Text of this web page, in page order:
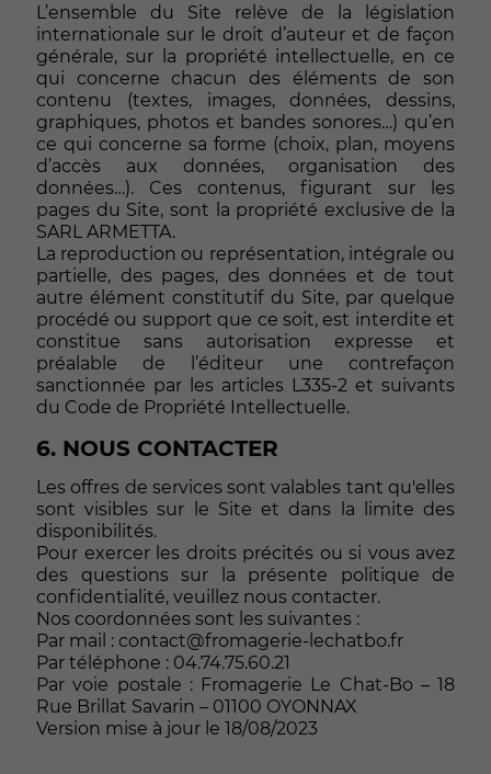
L’ensemble du Site relève de la législation
internationale sur le droit d’auteur et de façon
générale, sur la propriété intellectuelle, en ce
qui concerne chacun des éléments de son
contenu (textes, images, données, dessins,
graphiques, photos et bandes sonores…) qu’en
ce qui concerne sa forme (choix, plan, moyens
d’accès aux données, organisation des
données…). Ces contenus, figurant sur les
pages du Site, sont la propriété exclusive de la
SARL ARMETTA.
La reproduction ou représentation, intégrale ou
partielle, des pages, des données et de tout
autre élément constitutif du Site, par quelque
procédé ou support que ce soit, est interdite et
constitue sans autorisation expresse et
préalable de l’éditeur une contrefaçon
sanctionnée par les articles L335-2 et suivants
du Code de Propriété Intellectuelle.
6. NOUS CONTACTER
Les offres de services sont valables tant qu'elles
sont visibles sur le Site et dans la limite des
disponibilités.
Pour exercer les droits précités ou si vous avez
des questions sur la présente politique de
confidentialité, veuillez nous contacter.
Nos coordonnées sont les suivantes :
Par mail : contact@fromagerie-lechatbo.fr
Par téléphone : 04.74.75.60.21
Par voie postale : Fromagerie Le Chat-Bo – 18
Rue Brillat Savarin – 01100 OYONNAX
Version mise à jour le 18/08/2023